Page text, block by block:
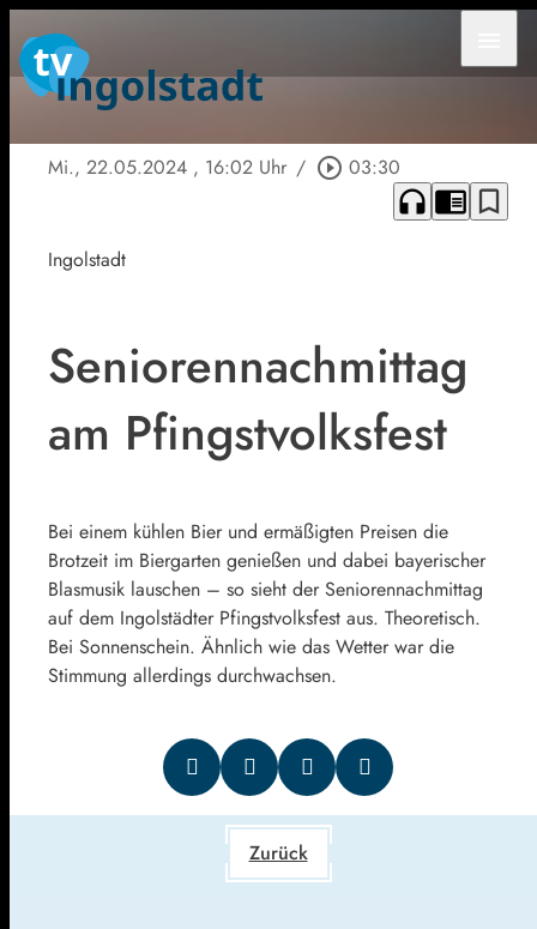
Mi., 22.05.2024 , 16:02 Uhr / play_circle_outline 03:30
headphones chrome_reader_mode bookmark_border
Ingolstadt
Seniorennachmittag
am Pfingstvolksfest
Bei einem kühlen Bier und ermäßigten Preisen die
Brotzeit im Biergarten genießen und dabei bayerischer
Blasmusik lauschen – so sieht der Seniorennachmittag
auf dem Ingolstädter Pfingstvolksfest aus. Theoretisch.
Bei Sonnenschein. Ähnlich wie das Wetter war die
Stimmung allerdings durchwachsen.
Zurück